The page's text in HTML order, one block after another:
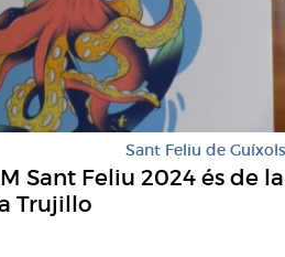
Sant Feliu de Guíxols
Sant Feliu 2024 és de la
Trujillo